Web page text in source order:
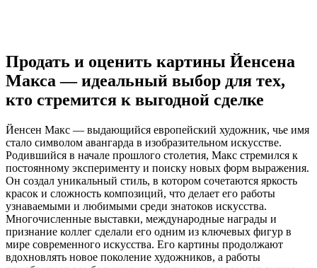
Продать и оценить картины Йенсена
Макса — идеальный выбор для тех,
кто стремится к выгодной сделке
Йенсен Макс — выдающийся европейский художник, чье имя
стало символом авангарда в изобразительном искусстве.
Родившийся в начале прошлого столетия, Макс стремился к
постоянному эксперименту и поиску новых форм выражения.
Он создал уникальный стиль, в котором сочетаются яркость
красок и сложность композиций, что делает его работы
узнаваемыми и любимыми среди знатоков искусства.
Многочисленные выставки, международные награды и
признание коллег сделали его одним из ключевых фигур в
мире современного искусства. Его картины продолжают
вдохновлять новое поколение художников, а работы